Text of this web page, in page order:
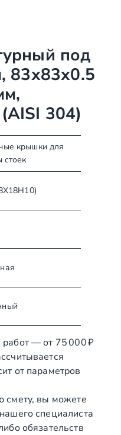
под
83х83х0.5
304)
крышки для
стоек
— от 75 000 ₽
от параметров
смету, вы можете
специалиста
обязательств